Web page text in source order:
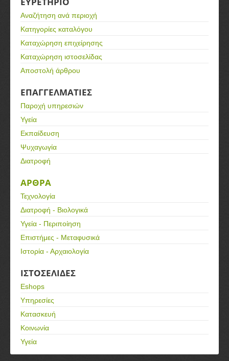
Αναζήτηση ανά περιοχή
Κατηγορίες καταλόγου
Καταχώρηση επιχείρησης
Καταχώρηση ιστοσελίδας
Αποστολή άρθρου
ΕΠΑΓΓΕΛΜΑΤΙΕΣ
Παροχή υπηρεσιών
Υγεία
Εκπαίδευση
Ψυχαγωγία
Διατροφή
ΑΡΘΡΑ
Τεχνολογία
Διατροφή - Βιολογικά
Υγεία - Περιποίηση
Επιστήμες - Μεταφυσικά
Ιστορία - Αρχαιολογία
ΙΣΤΟΣΕΛΙΔΕΣ
Eshops
Υπηρεσίες
Κατασκευή
Κοινωνία
Υγεία